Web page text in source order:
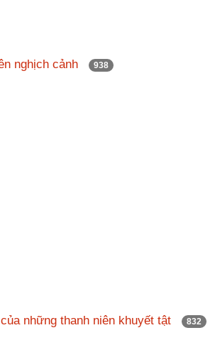
nghịch cảnh 938
những thanh niên khuyết tật 832